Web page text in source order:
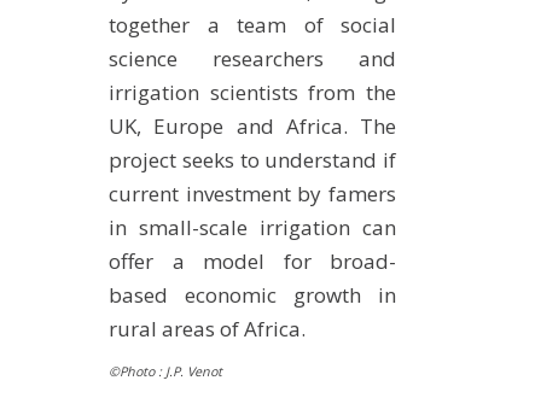
together a team of social
science researchers and
irrigation scientists from the
UK, Europe and Africa. The
project seeks to understand if
current investment by famers
in small-scale irrigation can
offer a model for broad-
based economic growth in
rural areas of Africa.
©Photo : J.P. Venot